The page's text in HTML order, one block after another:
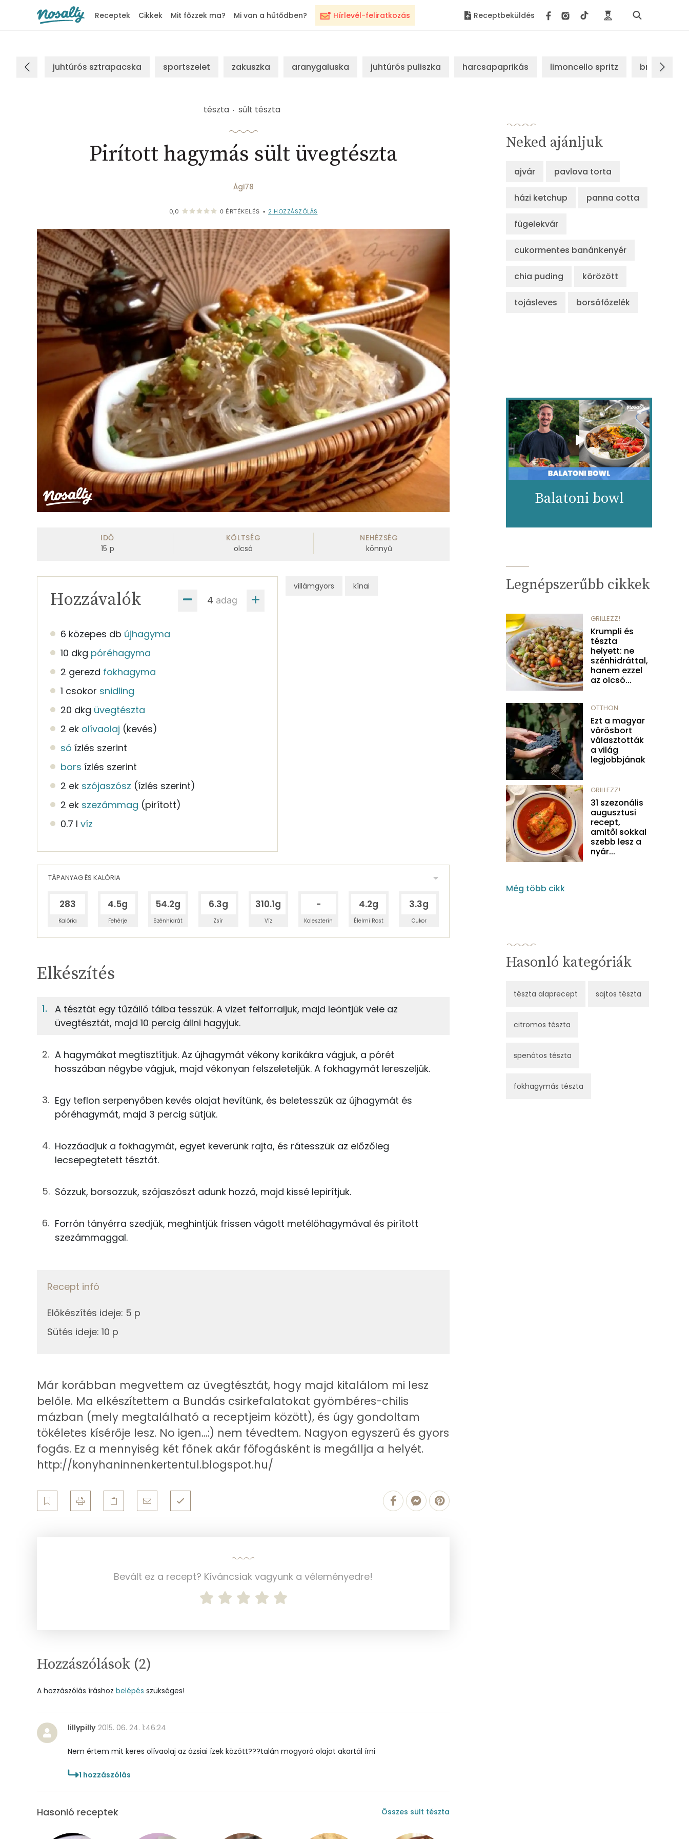
Hírlevél-feliratkozás
Receptek Cikkek Mit főzzek ma? Mi van a hűtődben? Receptbeküldés
juhtúrós sztrapacska sportszelet zakuszka aranygaluska juhtúrós puliszka harcsapaprikás limoncello spritz brassói
tészta sült tészta
Pirított hagymás sült üvegtészta
Ági78
0,0 0 ÉRTÉKELÉS • 2 HOZZÁSZÓLÁS
IDŐ
15 p
KÖLTSÉG
olcsó
NEHÉZSÉG
könnyű
adag
Hozzávalók
6 közepes db újhagyma
10 dkg póréhagyma
2 gerezd fokhagyma
1 csokor snidling
20 dkg üvegtészta
2 ek olívaolaj (kevés)
só ízlés szerint
bors ízlés szerint
2 ek szójaszósz (ízlés szerint)
2 ek szezámmag (pirított)
0.7 l víz
villámgyors kínai
TÁPANYAG ÉS KALÓRIA
283
Kalória
4.5g
Fehérje
54.2g
Szénhidrát
6.3g
Zsír
310.1g
Víz
-
Koleszterin
4.2g
Élelmi Rost
3.3g
Cukor
138gújhagyma
25gpóréhagyma
2gfokhagyma
2 kcal
45gsnidling
14 kcal
üvegtészta
4g olívaolaj
só
0g bors
szójaszósz
4gszezámmag
TÁPANYAGTARTALOM
1%
Fehérje
14%
Szénhidrát
TOP ásványi anyagok
Kálcium
Magnézium
TOP vitaminok
Fehérje
Zsír
Telített zsírsav
Koleszterin
0 mg
Ásványi anyagok
Összesen
647.6 g
Szelén
6 mg
Mangán
Összesen
Élelmi rost
Elkészítés
A tésztát egy tűzálló tálba tesszük. A vizet felforraljuk, majd leöntjük vele az
üvegtésztát, majd 10 percig állni hagyjuk.
A hagymákat megtisztítjuk. Az újhagymát vékony karikákra vágjuk, a pórét
hosszában négybe vágjuk, majd vékonyan felszeleteljük. A fokhagymát lereszeljük.
Egy teflon serpenyőben kevés olajat hevítünk, és beletesszük az újhagymát és
póréhagymát, majd 3 percig sütjük.
Hozzáadjuk a fokhagymát, egyet keverünk rajta, és rátesszük az előzőleg
lecsepegtetett tésztát.
Sózzuk, borsozzuk, szójaszószt adunk hozzá, majd kissé lepirítjuk.
Forrón tányérra szedjük, meghintjük frissen vágott metélőhagymával és pirított
szezámmaggal.
Recept infó
Előkészítés ideje: 5 p
Sütés ideje: 10 p
Már korábban megvettem az üvegtésztát, hogy majd kitalálom mi lesz
belőle. Ma elkészítettem a Bundás csirkefalatokat gyömbéres-chilis
mázban (mely megtalálható a receptjeim között), és úgy gondoltam
tökéletes kísérője lesz. No igen...:) nem tévedtem. Nagyon egyszerű és gyors
fogás. Ez a mennyiség két főnek akár főfogásként is megállja a helyét.
http://konyhaninnenkertentul.blogspot.hu/
Bevált ez a recept? Kíváncsiak vagyunk a véleményedre!
Hozzászólások (2)
A hozzászólás íráshoz belépés szükséges!
lillypilly 2015. 06. 24. 1:46:24
Nem értem mit keres olívaolaj az ázsiai ízek között???talán mogyoró olajat akartál írni
1 hozzászólás
Hasonló receptek Összes sült tészta
Neked ajánljuk
ajvár pavlova torta
házi ketchup panna cotta
fügelekvár
cukormentes banánkenyér
chia puding körözött
tojásleves borsófőzelék
Balatoni bowl
Legnépszerűbb cikkek
GRILLEZZ!
Krumpli és
tészta
helyett: ne
szénhidráttal,
hanem ezzel
az olcsó...
OTTHON
Ezt a magyar
vörösbort
választották
a világ
legjobbjának
GRILLEZZ!
31 szezonális
augusztusi
recept,
amitől sokkal
szebb lesz a
nyár...
Még több cikk
Hasonló kategóriák
tészta alaprecept sajtos tészta
citromos tészta
spenótos tészta
fokhagymás tészta